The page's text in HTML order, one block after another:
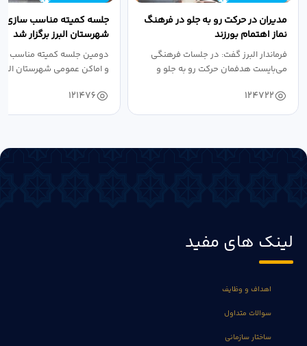
مدیران در حرکت رو به جلو در فرهنگ
نماز اهتمام بورزند
فرماندار البرز گفت: در جلسات فرهنگی
می‌بایست هدفمان حرکت رو به جلو و
124722
جلسه کمیته مناسب سازی
شهرستان البرز برگزار شد
دومین جلسه کمیته مناسب
و اماکن عمومی شهرستان
121476
لینک های مفید
اهداف و وظایف
سوالات متداول
ساختار سازمانی